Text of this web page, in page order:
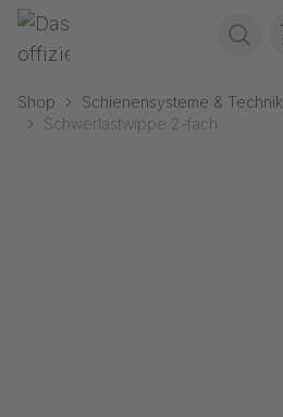
Navigation überspringen
Gerriets
Shop Schienensysteme & Technik
Schwerlastwippe 2-fach